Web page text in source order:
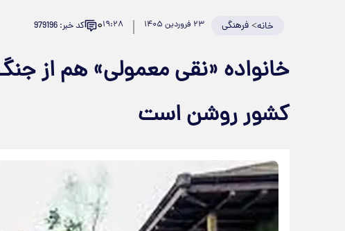
خانه>فرهنگی ۲۳ فروردین ۱۴۰۵ ۱۹:۲۸۰ کد خبر: 979196
خانواده «نقی معمولی» هم از
کشور روشن است